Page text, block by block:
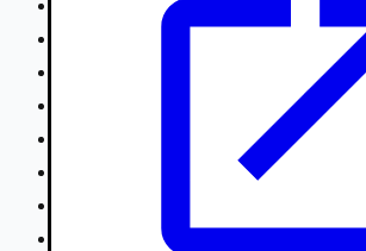
Nákladné vozidlá nad 7,5t
Vodné/Snežné skútre, štvorkolky
Poľnohospodárske vozidlá / stroje